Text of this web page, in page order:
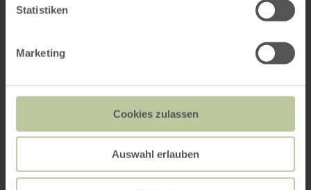
Statistiken
Marketing
Cookies zulassen
Auswahl erlauben